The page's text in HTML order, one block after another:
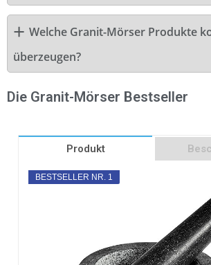
Welche Granit-Mörser Produkte
überzeugen?
Die Granit-Mörser Bestseller
Produkt
BESTSELLER NR. 1